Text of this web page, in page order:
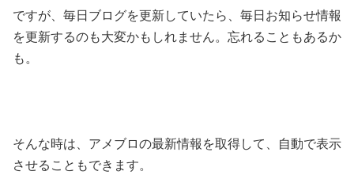
ですが、毎日ブログを更新していたら、毎日お知らせ情報
を更新するのも大変かもしれません。忘れることもあるか
も。
そんな時は、アメブロの最新情報を取得して、自動で表示
させることもできます。